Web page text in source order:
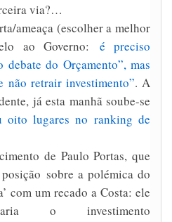
via?…
ameaça (escolher a melhor
ao Governo: é preciso
debate do Orçamento”, mas
não retrair investimento”. A
já esta manhã soube-se
oito lugares no ranking de
de Paulo Portas, que
sobre a polémica do
com um recado a Costa: ele
o investimento